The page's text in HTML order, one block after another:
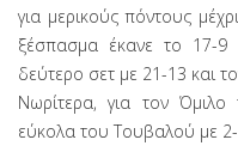
για μερικούς πόντους
ξέσπασμα έκανε το 17-9
δεύτερο σετ με 21-13 και
Νωρίτερα, για τον Όμιλο
εύκολα του Τουβαλού με 2-